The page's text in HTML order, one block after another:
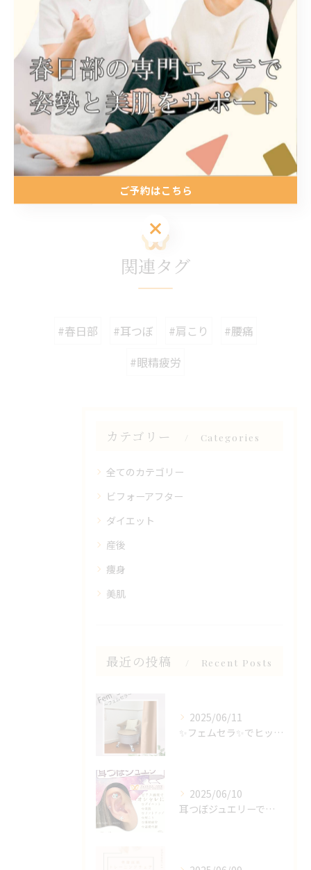
#首こり#腰痛#眼精疲労#自律神経#ストレスケア#おし
ゃれ#ファッション#かわいい#春日部サロン#女性の健康
春日部でダイエット施術を提供春日部で美肌へ導く施術
を提供
ダイエット 美肌
一覧に戻る
関連タグ
#春日部 #耳つぼ #肩こり
#腰痛
#眼精疲労
カテゴリー Categories
全てのカテゴリー
ビフォーアフター
ダイエット
産後
痩身
美肌
最近の投稿 Recent Posts
2025/06/11
✨フェムセラ✨でヒップケアもできるんです🍑
2025/06/10
耳つぼジュエリーでおしゃれに健康＆美容を！
ご予約はこちら
ご予約はこちら